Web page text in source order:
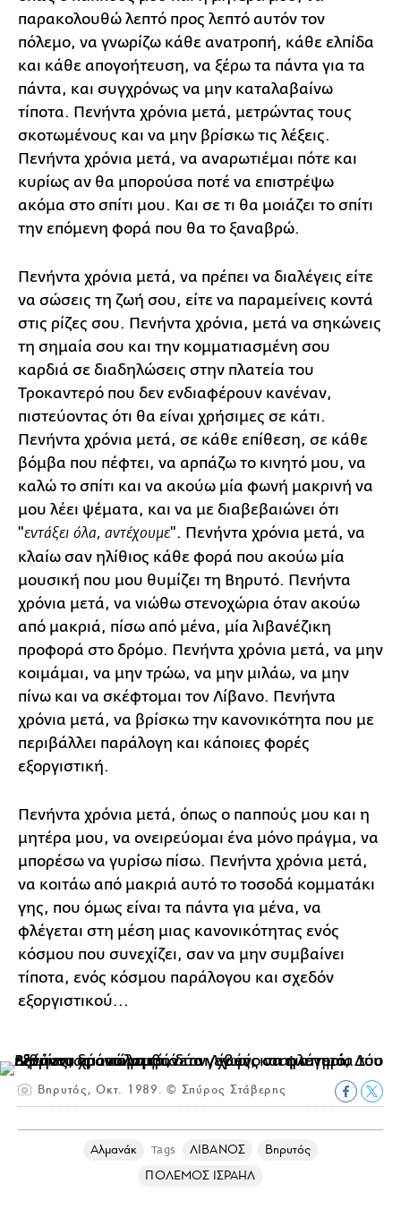
παρακολουθώ λεπτό προς λεπτό αυτόν τον
πόλεμο, να γνωρίζω κάθε ανατροπή, κάθε ελπίδα
και κάθε απογοήτευση, να ξέρω τα πάντα για τα
πάντα, και συγχρόνως να μην καταλαβαίνω
τίποτα. Πενήντα χρόνια μετά, μετρώντας τους
σκοτωμένους και να μην βρίσκω τις λέξεις.
Πενήντα χρόνια μετά, να αναρωτιέμαι πότε και
κυρίως αν θα μπορούσα ποτέ να επιστρέψω
ακόμα στο σπίτι μου. Και σε τι θα μοιάζει το σπίτι
την επόμενη φορά που θα το ξαναβρώ.
Πενήντα χρόνια μετά, να πρέπει να διαλέγεις είτε
να σώσεις τη ζωή σου, είτε να παραμείνεις κοντά
στις ρίζες σου. Πενήντα χρόνια, μετά να σηκώνεις
τη σημαία σου και την κομματιασμένη σου
καρδιά σε διαδηλώσεις στην πλατεία του
Τροκαντερό που δεν ενδιαφέρουν κανέναν,
πιστεύοντας ότι θα είναι χρήσιμες σε κάτι.
Πενήντα χρόνια μετά, σε κάθε επίθεση, σε κάθε
βόμβα που πέφτει, να αρπάζω το κινητό μου, να
καλώ το σπίτι και να ακούω μία φωνή μακρινή να
μου λέει ψέματα, και να με διαβεβαιώνει ότι
"εντάξει όλα, αντέχουμε". Πενήντα χρόνια μετά, να
κλαίω σαν ηλίθιος κάθε φορά που ακούω μία
μουσική που μου θυμίζει τη Βηρυτό. Πενήντα
χρόνια μετά, να νιώθω στενοχώρια όταν ακούω
από μακριά, πίσω από μένα, μία λιβανέζικη
προφορά στο δρόμο. Πενήντα χρόνια μετά, να μην
κοιμάμαι, να μην τρώω, να μην μιλάω, να μην
πίνω και να σκέφτομαι τον Λίβανο. Πενήντα
χρόνια μετά, να βρίσκω την κανονικότητα που με
περιβάλλει παράλογη και κάποιες φορές
εξοργιστική.
Πενήντα χρόνια μετά, όπως ο παππούς μου και η
μητέρα μου, να ονειρεύομαι ένα μόνο πράγμα, να
μπορέσω να γυρίσω πίσω. Πενήντα χρόνια μετά,
να κοιτάω από μακριά αυτό το τοσοδά κομματάκι
γης, που όμως είναι τα πάντα για μένα, να
φλέγεται στη μέση μιας κανονικότητας ενός
κόσμου που συνεχίζει, σαν να μην συμβαίνει
τίποτα, ενός κόσμου παράλογου και σχεδόν
εξοργιστικού...
Βηρυτός, Οκτ. 1989. © Σπύρος Στάβερης
Αλμανάκ Tags ΛΙΒΑΝΟΣ
Βηρυτός
ΠΟΛΕΜΟΣ ΙΣΡΑΗΛ